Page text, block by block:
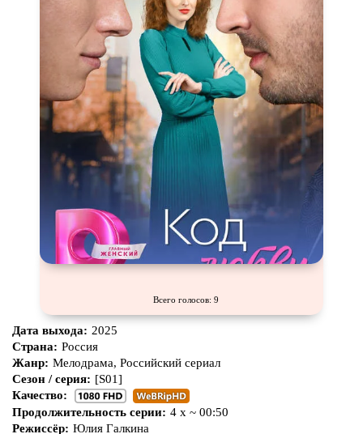
Всего голосов: 9
Дата выхода: 2025
Страна: Россия
Жанр: Мелодрама, Российский сериал
Сезон / серия: [S01]
Качество:
Продолжительность серии: 4 х ~ 00:50
Режиссёр: Юлия Галкина